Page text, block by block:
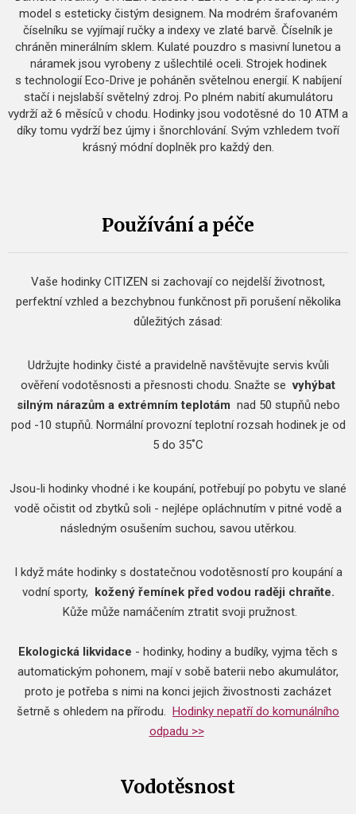
model s esteticky čistým designem. Na modrém šrafovaném
číselníku se vyjímají ručky a indexy ve zlaté barvě. Číselník je
chráněn minerálním sklem. Kulaté pouzdro s masivní lunetou a
náramek jsou vyrobeny z ušlechtilé oceli. Strojek hodinek
s technologií Eco-Drive je poháněn světelnou energií. K nabíjení
stačí i nejslabší světelný zdroj. Po plném nabití akumulátoru
vydrží až 6 měsíců v chodu. Hodinky jsou vodotěsné do 10 ATM a
díky tomu vydrží bez újmy i šnorchlování. Svým vzhledem tvoří
krásný módní doplněk pro každý den.
Používání a péče
Vaše hodinky CITIZEN si zachovají co nejdelší životnost,
perfektní vzhled a bezchybnou funkčnost při porušení několika
důležitých zásad:
Udržujte hodinky čisté a pravidelně navštěvujte servis kvůli
ověření vodotěsnosti a přesnosti chodu. Snažte sevyhýbat
silným nárazům a extrémním teplotám nad 50 stupňů nebo
pod -10 stupňů. Normální provozní teplotní rozsah hodinek je od
5 do 35˚C
Jsou-li hodinky vhodné i ke koupání, potřebují po pobytu ve slané
vodě očistit od zbytků soli - nejlépe opláchnutím v pitné vodě a
následným osušením suchou, savou utěrkou.
I když máte hodinky s dostatečnou vodotěsností pro koupání a
vodní sporty, kožený řemínek před vodou raději chraňte.
Kůže může namáčením ztratit svoji pružnost.
Ekologická likvidace - hodinky, hodiny a budíky, vyjma těch s
automatickým pohonem, mají v sobě baterii nebo akumulátor,
proto je potřeba s nimi na konci jejich živostnosti zacházet
šetrně s ohledem na přírodu. Hodinky nepatří do komunálního
odpadu >>
Vodotěsnost